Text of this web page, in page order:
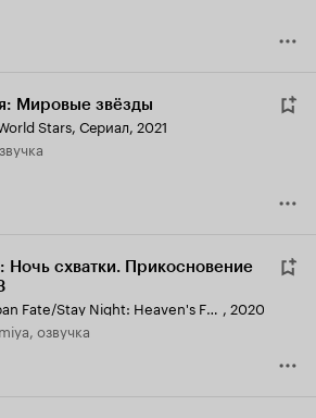
Мировые звёзды
Stars, Сериал, 2021
Ночь схватки. Прикосновение
Gekijouban Fate/Stay Night: Heaven's Feel - III. Spring Song , 2020
озвучка